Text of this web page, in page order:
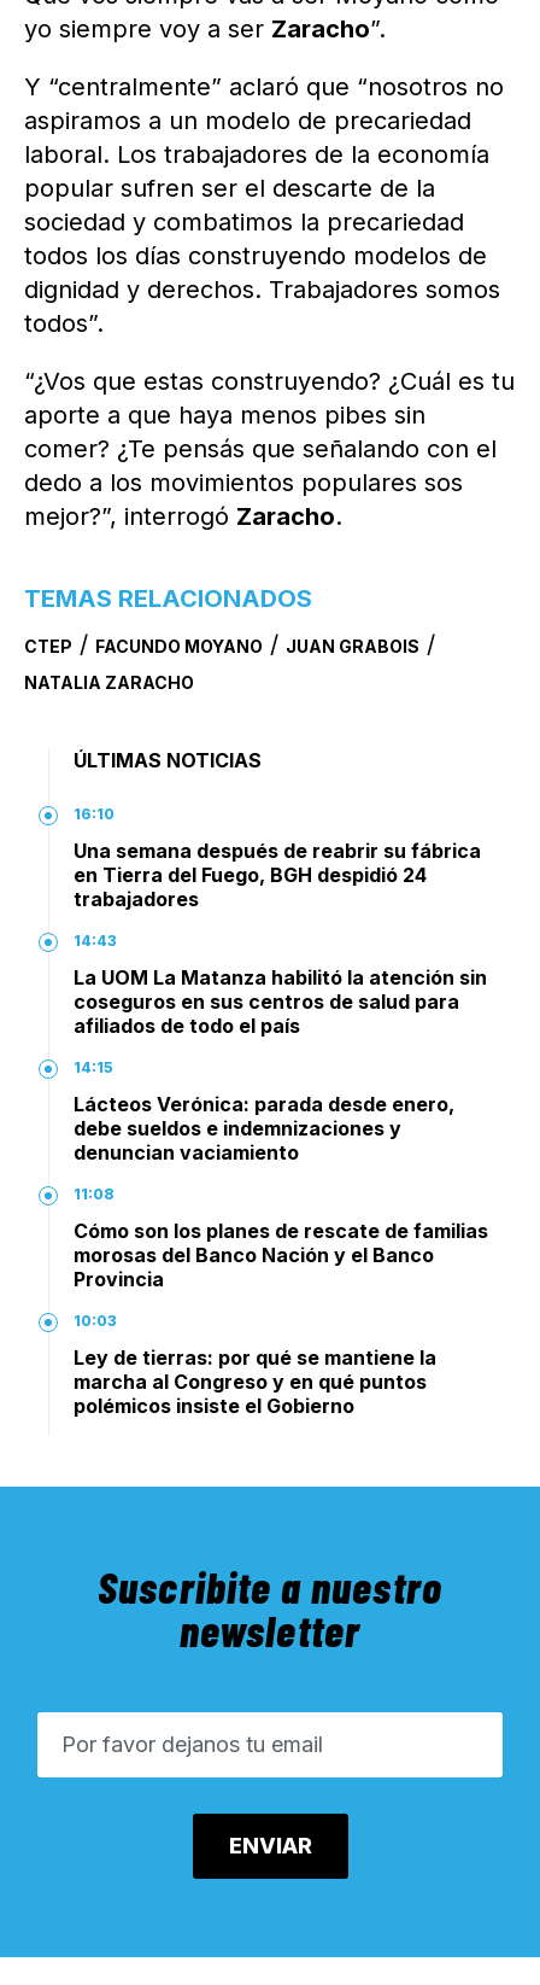
yo siempre voy a ser Zaracho”.
Y “centralmente” aclaró que “nosotros no
aspiramos a un modelo de precariedad
laboral. Los trabajadores de la economía
popular sufren ser el descarte de la
sociedad y combatimos la precariedad
todos los días construyendo modelos de
dignidad y derechos. Trabajadores somos
todos”.
“¿Vos que estas construyendo? ¿Cuál es tu
aporte a que haya menos pibes sin
comer? ¿Te pensás que señalando con el
dedo a los movimientos populares sos
mejor?”, interrogó Zaracho.
TEMAS RELACIONADOS
CTEP / FACUNDO MOYANO / JUAN GRABOIS /
NATALIA ZARACHO
ÚLTIMAS NOTICIAS
16:10
Una semana después de reabrir su fábrica
en Tierra del Fuego, BGH despidió 24
trabajadores
14:43
La UOM La Matanza habilitó la atención sin
coseguros en sus centros de salud para
afiliados de todo el país
14:15
Lácteos Verónica: parada desde enero,
debe sueldos e indemnizaciones y
denuncian vaciamiento
11:08
Cómo son los planes de rescate de familias
morosas del Banco Nación y el Banco
Provincia
10:03
Ley de tierras: por qué se mantiene la
marcha al Congreso y en qué puntos
polémicos insiste el Gobierno
Suscribite a nuestro
newsletter